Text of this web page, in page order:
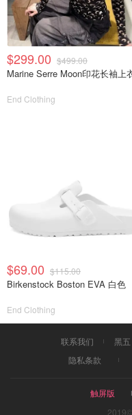
$299.00 $499.00
Marine Serre Moon印花长袖上
End Clothing
$69.00 $115.00
Birkenstock Boston EVA 白色
End Clothing
联系我们 黑五
隐私条款
触屏版